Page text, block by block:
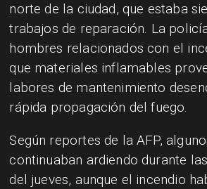
norte de la ciudad, que estaba
trabajos de reparación. La
hombres relacionados con el
que materiales inflamables
labores de mantenimiento
rápida propagación del fuego.
Según reportes de la AFP,
continuaban ardiendo durante
del jueves, aunque el incendio